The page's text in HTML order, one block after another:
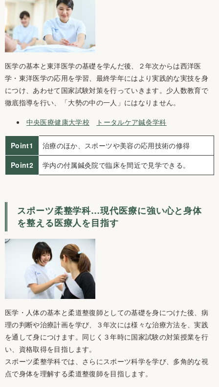
医学の基本と東洋医学の基礎を学んだ後、２年次からは西洋医
学・東洋医学の応用を学習、最終学年にはより実践的な実技を身
につけ、あわせて国家試験対策を行っていきます。少人数教育で
徹底指導を行い、「大勢の中の一人」にはなりません。
中央医療健康大学校
トータルケア鍼灸学科
Point1
治療のほか、スポーツや美容の応用技術の修得
Point2
学内の付属鍼灸院で臨床を間近で見学できる。
スポーツ柔整学科…現代医療に強い心と身体
を整える医療人を目指す
医学・人体の基本と柔道整復師としての基礎を身につけた後、病
理の判断や治療計画を学び、３年次には様々な治療方法を、実践
を通して身につけます。同じく３年時に国家試験の対策授業を行
い、資格取得を目指します。
スポーツ柔整学科では、さらにスポーツ科学を学び、多角的な視
点で身体を理解する柔道整復師を目指します。